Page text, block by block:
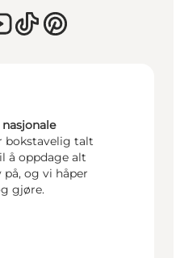
bokstavelig talt
å oppdage alt
og vi håper
gjøre.